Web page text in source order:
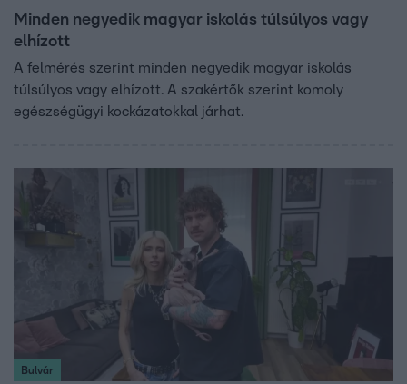
Minden negyedik magyar iskolás túlsúlyos vagy
elhízott
A felmérés szerint minden negyedik magyar iskolás
túlsúlyos vagy elhízott. A szakértők szerint komoly
egészségügyi kockázatokkal járhat.
Bulvár